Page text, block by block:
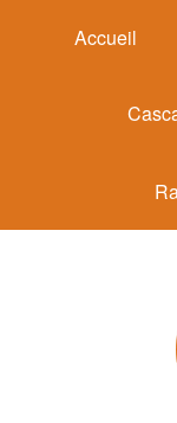
Accueil